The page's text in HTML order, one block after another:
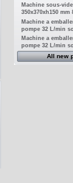
Machine sous-
350x370xh150 mm
Machine a
pompe 32 L/min
Machine a
pompe 32 L/min
All new